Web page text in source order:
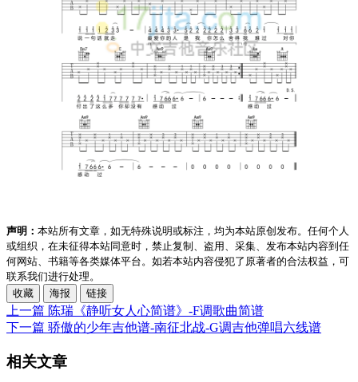
声明： 本站所有文章，如无特殊说明或标注，均为本站原创发布。任何个人
或组织，在未征得本站同意时，禁止复制、盗用、采集、发布本站内容到任
何网站、书籍等各类媒体平台。如若本站内容侵犯了原著者的合法权益，可
联系我们进行处理。
收藏
海报 链接
上一篇 陈瑞《静听女人心简谱》-F调歌曲简谱
下一篇 骄傲的少年吉他谱-南征北战-G调吉他弹唱六线谱
相关文章